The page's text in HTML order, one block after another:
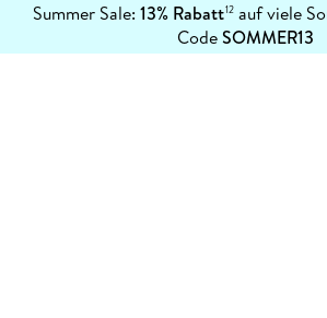
Summer Sale: 13% Rabatt12auf viele
CodeSOMMER13
erfahren